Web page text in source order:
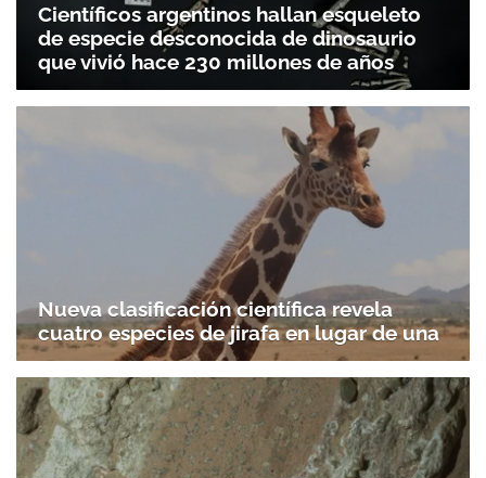
Científicos argentinos hallan esqueleto
de especie desconocida de dinosaurio
que vivió hace 230 millones de años
Nueva clasificación científica revela
cuatro especies de jirafa en lugar de una